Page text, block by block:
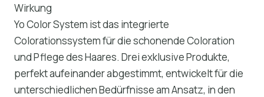
Wirkung
Yo Color System ist das integrierte
Colorationssystem für die schonende Coloration
und Pflege des Haares. Drei exklusive Produkte,
perfekt aufeinander abgestimmt, entwickelt für die
unterschiedlichen Bedürfnisse am Ansatz, in den